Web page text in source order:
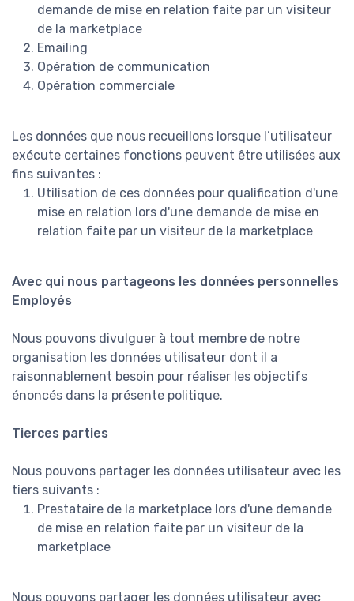
demande de mise en relation faite par un visiteur
de la marketplace
Emailing
Opération de communication
Opération commerciale
Les données que nous recueillons lorsque l’utilisateur
exécute certaines fonctions peuvent être utilisées aux
fins suivantes :
Utilisation de ces données pour qualification d'une
mise en relation lors d'une demande de mise en
relation faite par un visiteur de la marketplace
Avec qui nous partageons les données personnelles
Employés
Nous pouvons divulguer à tout membre de notre
organisation les données utilisateur dont il a
raisonnablement besoin pour réaliser les objectifs
énoncés dans la présente politique.
Tierces parties
Nous pouvons partager les données utilisateur avec les
tiers suivants :
Prestataire de la marketplace lors d'une demande
de mise en relation faite par un visiteur de la
marketplace
Nous pouvons partager les données utilisateur avec